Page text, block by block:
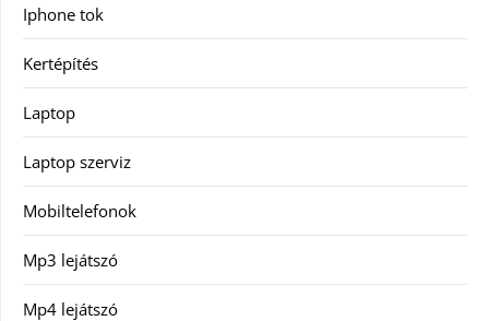
Iphone tok
Kertépítés
Laptop
Laptop szerviz
Mobiltelefonok
Mp3 lejátszó
Mp4 lejátszó